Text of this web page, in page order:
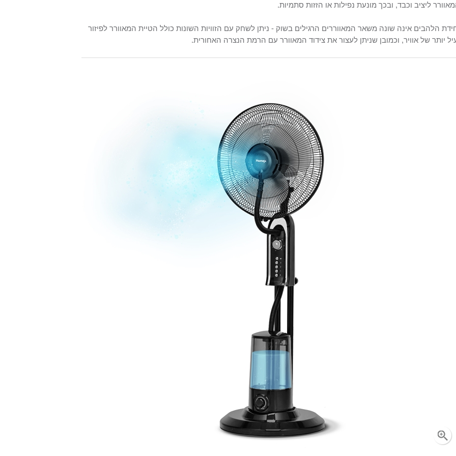
ליציב וכבד, ובכך מונעת נפילות או הזזות סתמיות.
הלהבים אינה שונה משאר המאווררים הרגילים בשוק - ניתן לשחק עם הזוויות השונות כולל הטיית המאוורר לפיזור
יותר של אוויר, וכמובן שניתן לעצור את צידוד המאוורר עם הרמת הנצרה האחורית.